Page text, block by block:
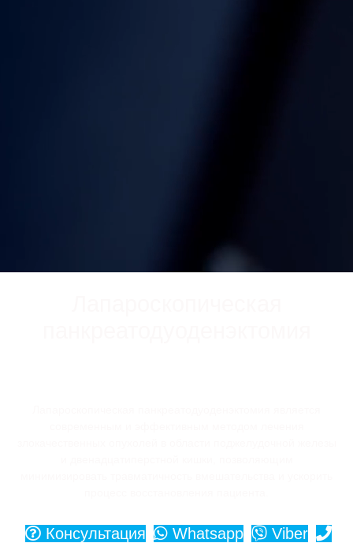
Консультация Whatsapp
Viber